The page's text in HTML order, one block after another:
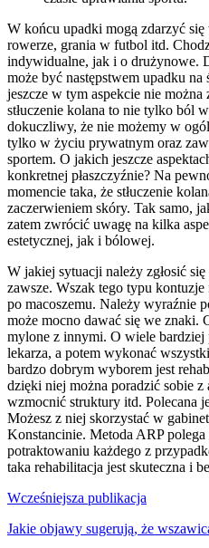
W końcu upadki mogą zdarzyć
rowerze, grania w futbol itd.
indywidualne, jak i o drużynowe.
może być następstwem upadku
jeszcze w tym aspekcie nie
stłuczenie kolana to nie tylko ból
dokuczliwy, że nie możemy w
tylko w życiu prywatnym oraz
sportem. O jakich jeszcze
konkretnej płaszczyźnie? Na
momencie taka, że stłuczenie
zaczerwieniem skóry. Tak samo,
zatem zwrócić uwagę na kilka
estetycznej, jak i bólowej.
W jakiej sytuacji należy zgłosić
zawsze. Wszak tego typu
po macoszemu. Należy wyraźnie
może mocno dawać się we znaki.
mylone z innymi. O wiele
lekarza, a potem wykonać
bardzo dobrym wyborem jest
dzięki niej można poradzić sobie
wzmocnić struktury itd. Polecana
Możesz z niej skorzystać w
Konstancinie. Metoda ARP
potraktowaniu każdego z
taka rehabilitacja jest skuteczna i
Nawigacja
wpisu
Wcześniejsza publikacja
Jakie objawy sugerują, że